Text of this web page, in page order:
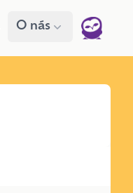
O nás